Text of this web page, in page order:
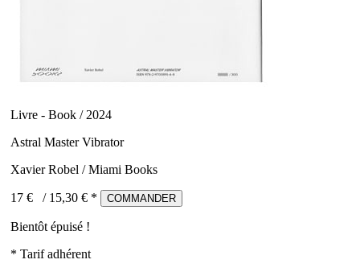
Livre - Book / 2024
Astral Master Vibrator
Xavier Robel / Miami Books
17 € / 15,30 € * COMMANDER
Bientôt épuisé !
* Tarif adhérent